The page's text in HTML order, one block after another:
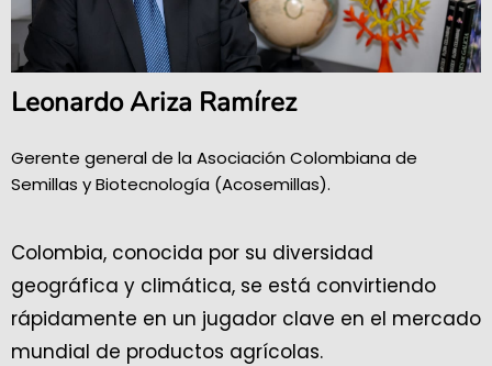
Leonardo Ariza Ramírez
Gerente general de la Asociación Colombiana de
Semillas y Biotecnología (Acosemillas).
Colombia, conocida por su diversidad
geográfica y climática, se está convirtiendo
rápidamente en un jugador clave en el mercado
mundial de productos agrícolas.